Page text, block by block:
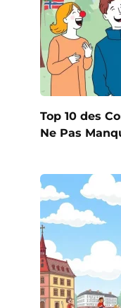
Top 10 des
Ne Pas